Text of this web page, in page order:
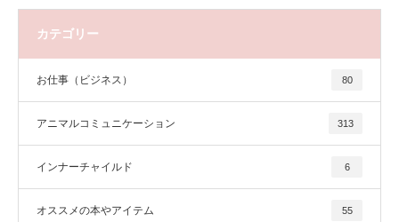
カテゴリー
お仕事（ビジネス） 80
アニマルコミュニケーション 313
インナーチャイルド 6
オススメの本やアイテム 55